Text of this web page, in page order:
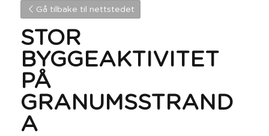
Gå tilbake til nettstedet
STOR
BYGGEAKTIVITET
PÅ
GRANUMSSTRAND
A